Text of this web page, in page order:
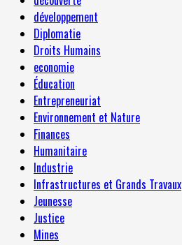
développement
Diplomatie
Droits Humains
economie
Éducation
Entrepreneuriat
Environnement et Nature
Finances
Humanitaire
Industrie
Infrastructures et Grands Travaux
Jeunesse
Justice
Mines